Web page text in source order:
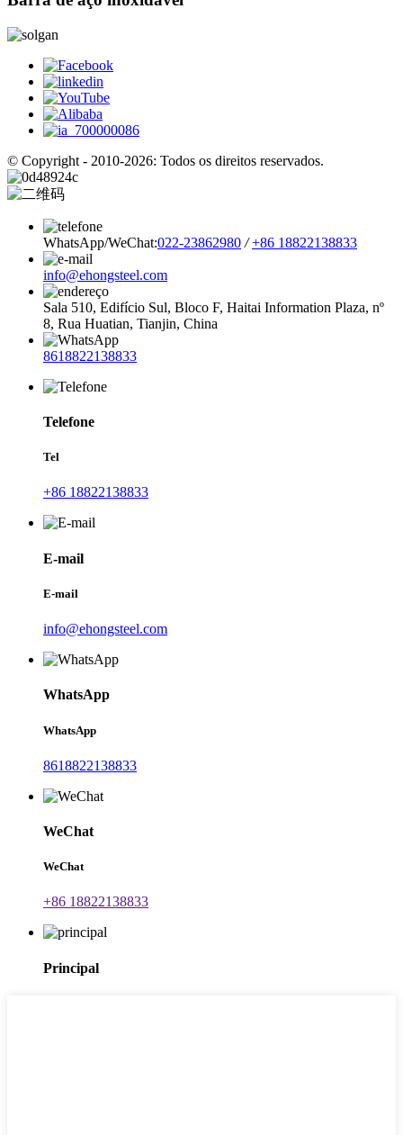
© Copyright - 2010-2026: Todos os direitos reservados.
WhatsApp/WeChat:022-23862980 / +86 18822138833
info@ehongsteel.com
Sala 510, Edifício Sul, Bloco F, Haitai Information Plaza, nº
8, Rua Huatian, Tianjin, China
8618822138833
Telefone
Tel
+86 18822138833
E-mail
E-mail
info@ehongsteel.com
WhatsApp
WhatsApp
8618822138833
WeChat
WeChat
+86 18822138833
Principal